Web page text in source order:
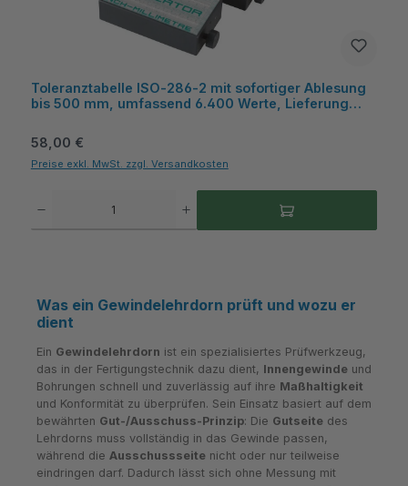
Toleranztabelle ISO‑286‑2 mit sofortiger Ablesung
bis 500 mm, umfassend 6.400 Werte, Lieferung
Regulärer Preis:
58,00 €
Preise exkl. MwSt. zzgl. Versandkosten
Was ein Gewindelehrdorn prüft und wozu er
dient
Ein Gewindelehrdorn ist ein spezialisiertes Prüfwerkzeug,
das in der Fertigungstechnik dazu dient, Innengewinde und
Bohrungen schnell und zuverlässig auf ihre Maßhaltigkeit
und Konformität zu überprüfen. Sein Einsatz basiert auf dem
bewährten Gut-/Ausschuss-Prinzip: Die Gutseite des
Lehrdorns muss vollständig in das Gewinde passen,
während die Ausschussseite nicht oder nur teilweise
eindringen darf. Dadurch lässt sich ohne Messung mit